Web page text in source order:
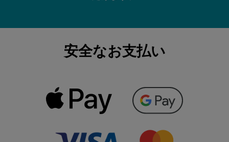
安全なお支払い